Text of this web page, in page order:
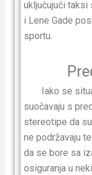
uključujući taksi
i Lene Gade
sportu.
Iako se
suočavaju s
stereotipe da
ne podržavaju
da se bore sa
osiguranja u